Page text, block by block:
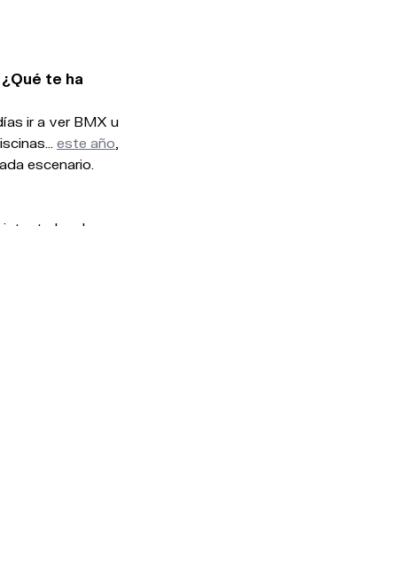
te ha
ir a ver BMX u
este año
escenario.
y hacer